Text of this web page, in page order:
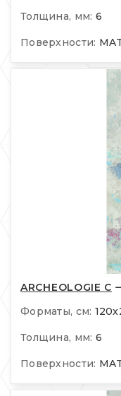
Толщина, мм: 6
Поверхности:
ARCHEOLOGIE C
Форматы, см:
Толщина, мм: 6
Поверхности: